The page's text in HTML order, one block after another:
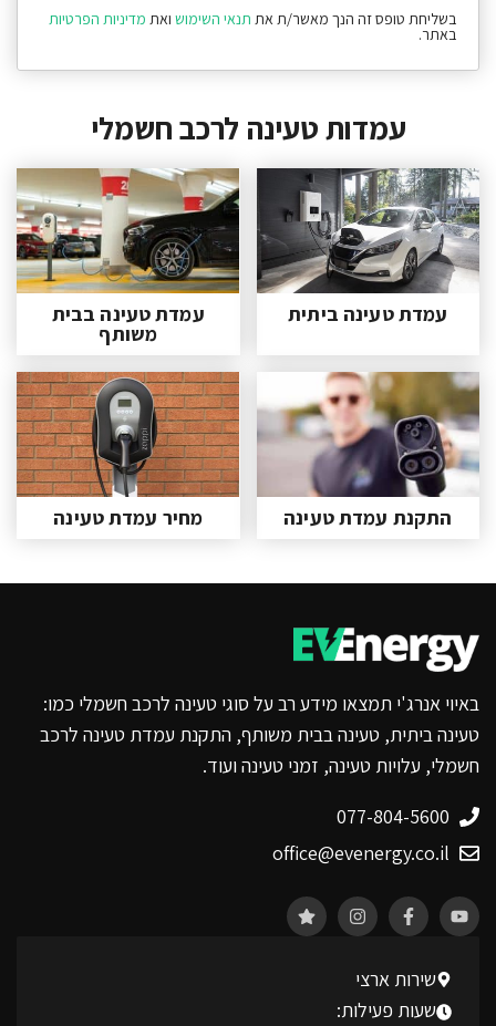
בשליחת טופס זה הנך מאשר/ת את תנאי השימוש ואת מדיניות הפרטיות
באתר.
עמדות טעינה לרכב חשמלי
עמדת טעינה ביתית עמדת טעינה בבית
משותף
התקנת עמדת טעינה מחיר עמדת טעינה
באיוי אנרג'י תמצאו מידע רב על סוגי טעינה לרכב חשמלי כמו:
טעינה ביתית, טעינה בבית משותף, התקנת עמדת טעינה לרכב
חשמלי, עלויות טעינה, זמני טעינה ועוד.
077-804-5600
office@evenergy.co.il
שירות ארצי
שעות פעילות: